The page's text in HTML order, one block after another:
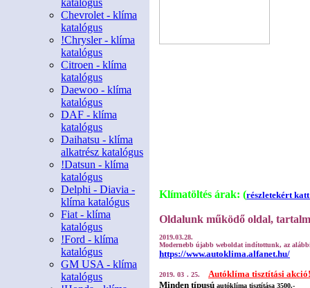
katalógus
Chevrolet - klíma
katalógus
!Chrysler - klíma
katalógus
Citroen - klíma
katalógus
Daewoo - klíma
katalógus
DAF - klíma
katalógus
Daihatsu - klíma
alkatrész katalógus
!Datsun - klíma
katalógus
Delphi - Diavia -
klíma katalógus
Fiat - klíma
katalógus
!Ford - klíma
katalógus
GM USA - klíma
katalógus
Klímatöltés árak: (részletekért
Oldalunk működő oldal,
2019.03.28.
Modernebb újabb weboldat indítottunk, az
https://www.autoklima.alfanet.hu/
2019. 03 . 25.
Autóklíma tisztítási
Minden típusú autóklíma tisztítása 3500.-